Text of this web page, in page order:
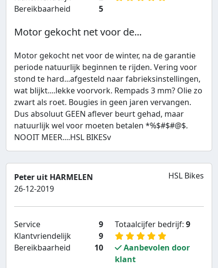
Bereikbaarheid
5
Motor gekocht net voor de...
Motor gekocht net voor de winter, na de garantie
periode natuurlijk beginnen te rijden. Vering voor
stond te hard...afgesteld naar fabrieksinstellingen,
wat blijkt....lekke voorvork. Rempads 3 mm? Olie zo
zwart als roet. Bougies in geen jaren vervangen.
Dus absoluut GEEN aflever beurt gehad, maar
natuurlijk wel voor moeten betalen *%$#$#@$.
NOOIT MEER....HSL BIKESv
Peter uit HARMELEN
26-12-2019
HSL Bikes
Service
9
Klantvriendelijk
9
Bereikbaarheid
10
Totaalcijfer bedrijf: 9
Aanbevolen door
klant